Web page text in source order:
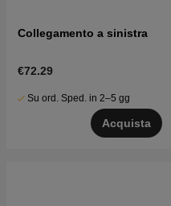
Collegamento a sinistra
€72.29
Su ord. Sped. in 2–5 gg
Acquista